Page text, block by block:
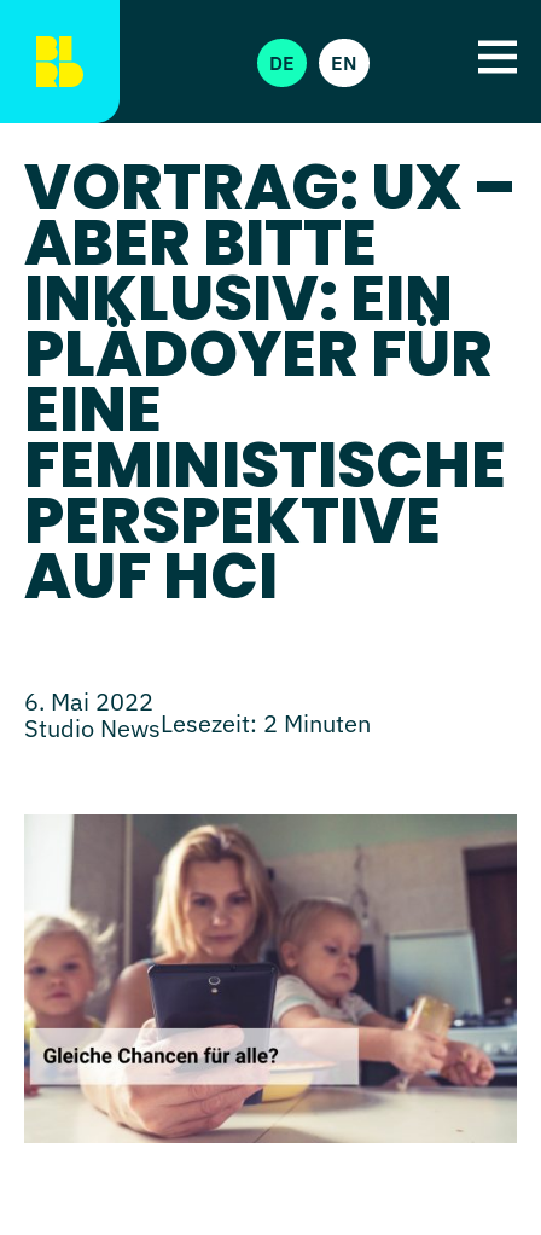
DE EN
VORTRAG: UX –
ABER BITTE
INKLUSIV: EIN
PLÄDOYER FÜR
EINE
FEMINISTISCHE
PERSPEKTIVE
AUF HCI
6. Mai 2022
Studio NewsLesezeit: 2 Minuten